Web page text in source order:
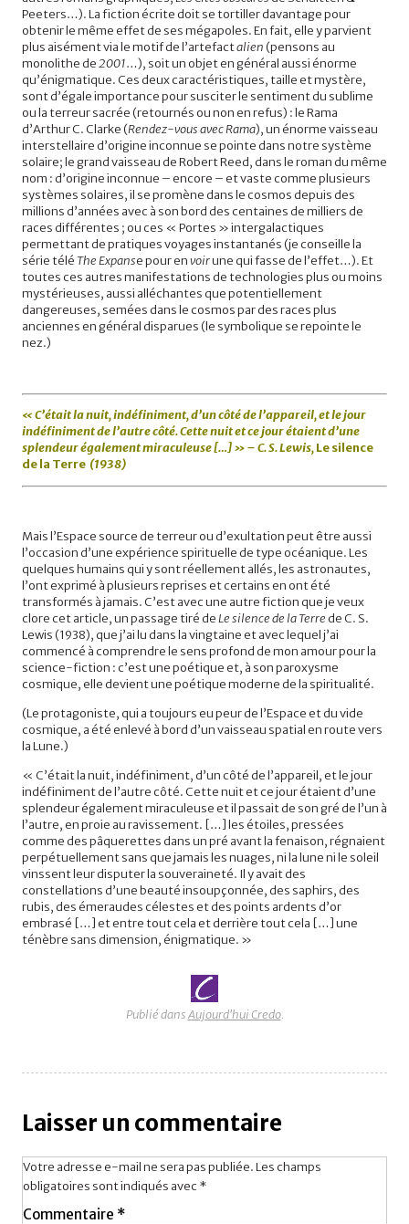
Peeters…). La fiction écrite doit se tortiller davantage pour
obtenir le même effet de ses mégapoles. En fait, elle y parvient
plus aisément via le motif de l’artefactalien (pensons au
monolithe de2001…), soit un objet en général aussi énorme
qu’énigmatique. Ces deux caractéristiques, taille et mystère,
sont d’égale importance pour susciter le sentiment du sublime
ou la terreur sacrée (retournés ou non en refus) : le Rama
d’Arthur C. Clarke (Rendez-vous avec Rama), un énorme vaisseau
interstellaire d’origine inconnue se pointe dans notre système
solaire; le grand vaisseau de Robert Reed, dans le roman du même
nom : d’origine inconnue – encore – et vaste comme plusieurs
systèmes solaires, il se promène dans le cosmos depuis des
millions d’années avec à son bord des centaines de milliers de
races différentes ; ou ces « Portes » intergalactiques
permettant de pratiques voyages instantanés (je conseille la
série télé The Expanse pour envoirune qui fasse de l’effet…). Et
toutes ces autres manifestations de technologies plus ou moins
mystérieuses, aussi alléchantes que potentiellement
dangereuses, semées dans le cosmos par des races plus
anciennes en général disparues (le symbolique se repointe le
nez.)
« C’était la nuit, indéfiniment, d’un côté de l’appareil, et le jour
indéfiniment de l’autre côté. Cette nuit et ce jour étaient d’une
splendeur également miraculeuse […] » – C. S. Lewis,Le silence
de la Terre (1938)
Mais l’Espace source de terreur ou d’exultation peut être aussi
l’occasion d’une expérience spirituelle de type océanique. Les
quelques humains qui y sont réellement allés, les astronautes,
l’ont exprimé à plusieurs reprises et certains en ont été
transformés à jamais. C’est avec une autre fiction que je veux
clore cet article, un passage tiré deLe silence de la Terre de C. S.
Lewis (1938), que j’ai lu dans la vingtaine et avec lequel j’ai
commencé à comprendre le sens profond de mon amour pour la
science-fiction : c’est une poétique et, à son paroxysme
cosmique, elle devient une poétique moderne de la spiritualité.
(Le protagoniste, qui a toujours eu peur de l’Espace et du vide
cosmique, a été enlevé à bord d’un vaisseau spatial en route vers
la Lune.)
« C’était la nuit, indéfiniment, d’un côté de l’appareil, et le jour
indéfiniment de l’autre côté. Cette nuit et ce jour étaient d’une
splendeur également miraculeuse et il passait de son gré de l’un à
l’autre, en proie au ravissement. […] les étoiles, pressées
comme des pâquerettes dans un pré avant la fenaison, régnaient
perpétuellement sans que jamais les nuages, ni la lune ni le soleil
vinssent leur disputer la souveraineté. Il y avait des
constellations d’une beauté insoupçonnée, des saphirs, des
rubis, des émeraudes célestes et des points ardents d’or
embrasé […] et entre tout cela et derrière tout cela […] une
ténèbre sans dimension, énigmatique. »
Publié dansAujourd'hui Credo.
Laisser un commentaire
Votre adresse e-mail ne sera pas publiée.Les champs
obligatoires sont indiqués avec *
Commentaire *